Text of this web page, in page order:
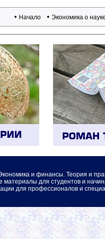
• Начало • Экономика о
и финансы. Теория и
для студентов и
для профессионалов и